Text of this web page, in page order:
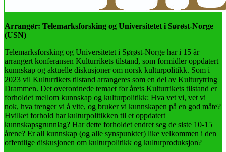
Arrangør: Telemarksforsking og Universitetet i Sørøst-Norge
(USN)
Telemarksforsking og Universitetet i Sørøst-Norge har i 15 år
arrangert konferansen Kulturrikets tilstand, som formidler oppdatert
kunnskap og aktuelle diskusjoner om norsk kulturpolitikk. Som i
2023 vil Kulturrikets tilstand arrangeres som en del av Kulturytring
Drammen. Det overordnede temaet for årets Kulturrikets tilstand er
forholdet mellom kunnskap og kulturpolitikk: Hva vet vi, vet vi
nok, hva trenger vi å vite, og bruker vi kunnskapen på en god måte?
Hvilket forhold har kulturpolitikken til et oppdatert
kunnskapsgrunnlag? Har dette forholdet endret seg de siste 10-15
årene? Er all kunnskap (og alle synspunkter) like velkommen i den
offentlige diskusjonen om kulturpolitikk og kulturproduksjon?